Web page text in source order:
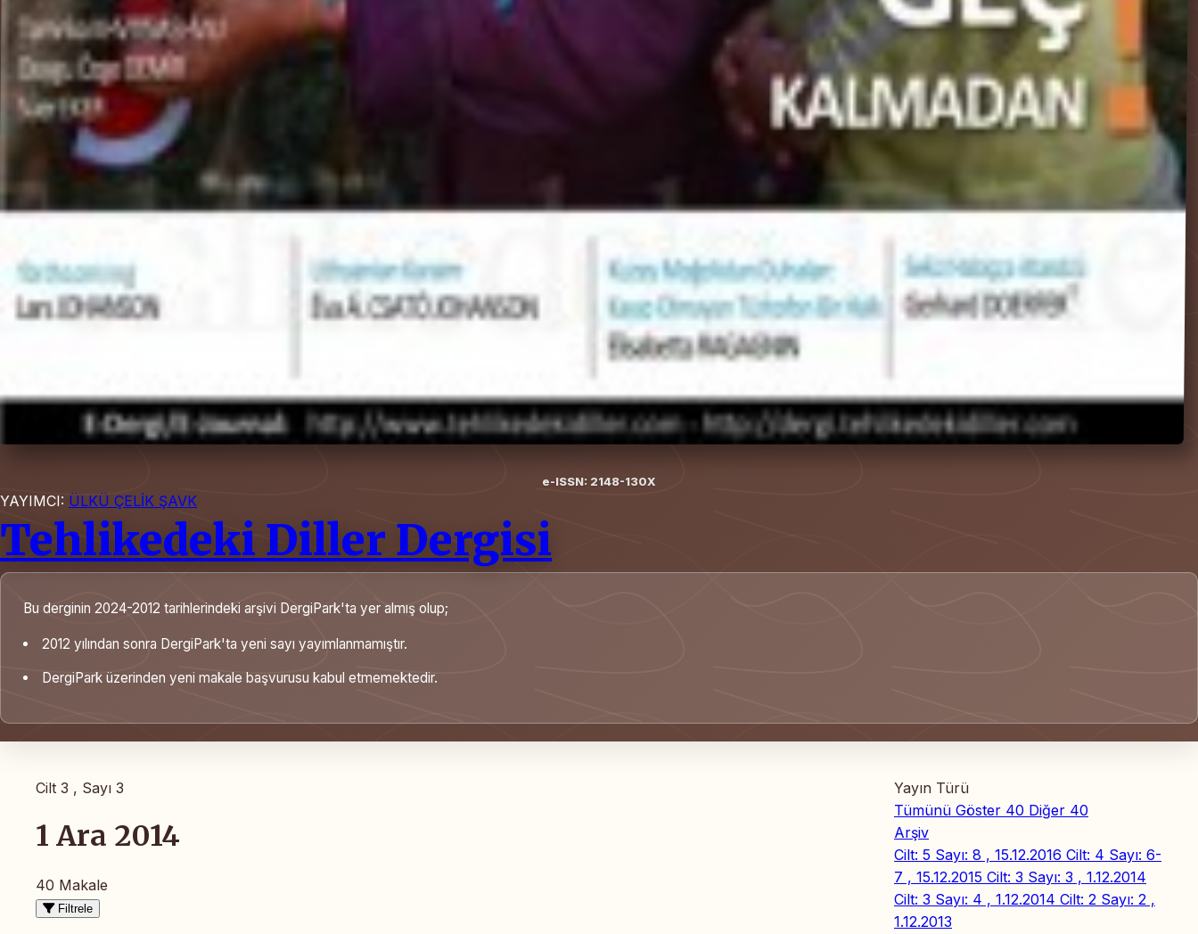
e-ISSN: 2148-130X
YAYIMCI: ÜLKÜ ÇELİK ŞAVK
Tehlikedeki Diller Dergisi
Bu derginin 2024-2012 tarihlerindeki arşivi DergiPark'ta yer almış olup;
2012 yılından sonra DergiPark'ta yeni sayı yayımlanmamıştır.
DergiPark üzerinden yeni makale başvurusu kabul etmemektedir.
Cilt 3 , Sayı 3
1 Ara 2014
40 Makale
Filtrele
Yayın Türü
Tümünü Göster 40 Diğer 40
Arşiv
Cilt: 5 Sayı: 8 , 15.12.2016 Cilt: 4 Sayı: 6-
7 , 15.12.2015 Cilt: 3 Sayı: 3 , 1.12.2014
Cilt: 3 Sayı: 4 , 1.12.2014 Cilt: 2 Sayı: 2 ,
1.12.2013